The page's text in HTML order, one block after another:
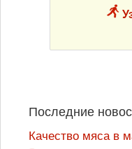
Последние
Качество мяса в